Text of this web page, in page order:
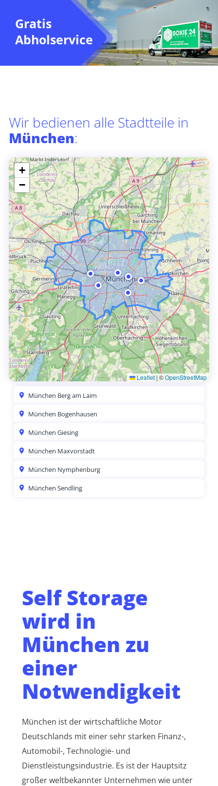
Gratis
Abholservice
Wir bedienen alle Stadtteile in
München:
+
−
Leaflet | ©OpenStreetMap
München Berg am Laim
München Bogenhausen
München Giesing
München Maxvorstadt
München Nymphenburg
München Sendling
Self Storage
wird in
München zu
einer
Notwendigkeit
München ist der wirtschaftliche Motor
Deutschlands mit einer sehr starken Finanz-,
Automobil-, Technologie- und
Dienstleistungsindustrie. Es ist der Hauptsitz
großer weltbekannter Unternehmen wie unter